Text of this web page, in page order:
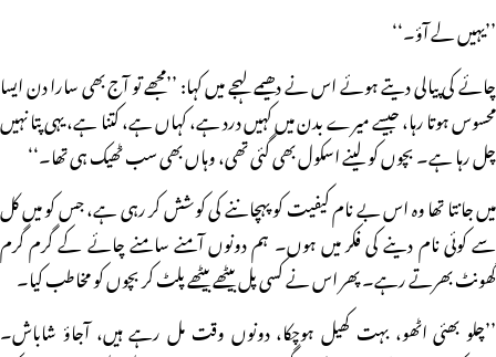
’’یہیں لے آؤ۔‘‘
چائے کی پیالی دیتے ہوئے اس نے دھیمے لہجے میں کہا: ’’مجھے تو آج بھی سارا دن ایسا
محسوس ہوتا رہا، جیسے میرے بدن میں کہیں درد ہے، کہاں ہے، کتنا ہے، یہی پتا نہیں
چل رہا ہے۔ بچوں کو لینے اسکول بھی گئی تھی، وہاں بھی سب ٹھیک ہی تھا۔‘‘
میں جانتا تھا وہ اس بے نام کیفیت کو پہچاننے کی کوشش کر رہی ہے، جس کو میں کل
سے کوئی نام دینے کی فکر میں ہوں۔ ہم دونوں آمنے سامنے چائے کے گرم گرم
گھونٹ بھرتے رہے۔ پھر اس نے کسی پل بیٹھے بیٹھے پلٹ کر بچوں کو مخاطب کیا۔
’’چلو بھئی اٹھو، بہت کھیل ہوچکا، دونوں وقت مل رہے ہیں، آجاؤ شاباش۔